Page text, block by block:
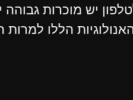
יש מוכרות גבוהה
הללו